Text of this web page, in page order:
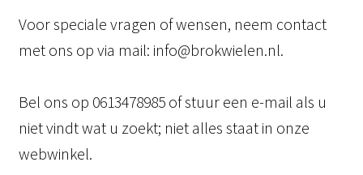
Voor speciale vragen of wensen, neem contact
met ons op via mail: info@brokwielen.nl.
Bel ons op 0613478985 of stuur een e-mail als u
niet vindt wat u zoekt; niet alles staat in onze
webwinkel.